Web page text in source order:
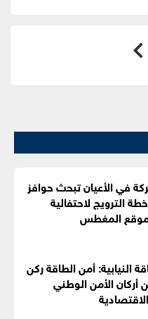
في الأعيان تبحث حوافز
الترويج لاحتفالية
النيابية: أمن الطاقة ركن
الأمن الوطني